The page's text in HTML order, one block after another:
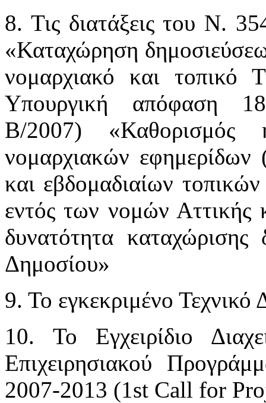
8. Τις διατάξεις του Ν.
«Καταχώρηση
νομαρχιακό και τοπικό
Υπουργική απόφαση
Β/2007) «Καθορισμός
νομαρχιακών
και εβδομαδιαίων
εντός των νομών Αττικής
δυνατότητα
Δημοσίου»
9. Το εγκεκριμένο Τεχνικό
10. Το Εγχειρίδιο
Επιχειρησιακού
2007-2013 (1st Call for